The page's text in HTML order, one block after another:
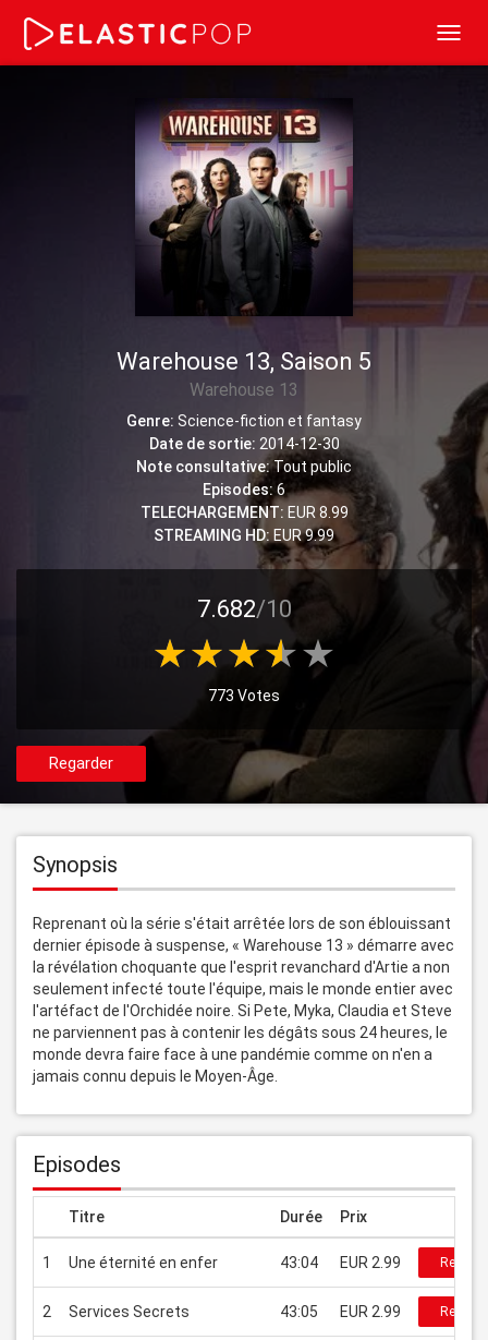
Warehouse 13, Saison 5
Warehouse 13
Genre: Science-fiction et fantasy
Date de sortie: 2014-12-30
Note consultative:Tout public
Episodes: 6
TELECHARGEMENT: EUR 8.99
STREAMING HD: EUR 9.99
7.682/10
773 Votes
Regarder
Synopsis
Reprenant où la série s'était arrêtée lors de son éblouissant
dernier épisode à suspense, « Warehouse 13 » démarre avec
la révélation choquante que l'esprit revanchard d'Artie a non
seulement infecté toute l'équipe, mais le monde entier avec
l'artéfact de l'Orchidée noire. Si Pete, Myka, Claudia et Steve
ne parviennent pas à contenir les dégâts sous 24 heures, le
monde devra faire face à une pandémie comme on n'en a
jamais connu depuis le Moyen-Âge.
Episodes
Titre Durée Prix
1 Une éternité en enfer 43:04 EUR 2.99
2 Services Secrets 43:05 EUR 2.99